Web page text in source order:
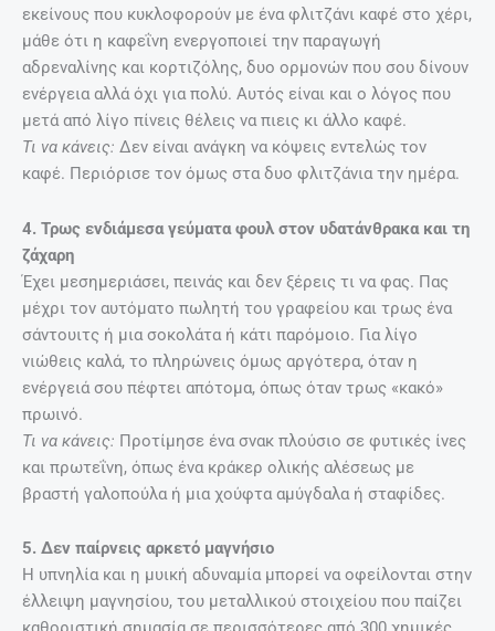
εκείνους που κυκλοφορούν με ένα φλιτζάνι καφέ στο χέρι,
μάθε ότι η καφεΐνη ενεργοποιεί την παραγωγή
αδρεναλίνης και κορτιζόλης, δυο ορμονών που σου δίνουν
ενέργεια αλλά όχι για πολύ. Αυτός είναι και ο λόγος που
μετά από λίγο πίνεις θέλεις να πιεις κι άλλο καφέ.
Τι να κάνεις: Δεν είναι ανάγκη να κόψεις εντελώς τον
καφέ. Περιόρισε τον όμως στα δυο φλιτζάνια την ημέρα.
4. Τρως ενδιάμεσα γεύματα φουλ στον υδατάνθρακα και τη
ζάχαρη
Έχει μεσημεριάσει, πεινάς και δεν ξέρεις τι να φας. Πας
μέχρι τον αυτόματο πωλητή του γραφείου και τρως ένα
σάντουιτς ή μια σοκολάτα ή κάτι παρόμοιο. Για λίγο
νιώθεις καλά, το πληρώνεις όμως αργότερα, όταν η
ενέργειά σου πέφτει απότομα, όπως όταν τρως «κακό»
πρωινό.
Τι να κάνεις: Προτίμησε ένα σνακ πλούσιο σε φυτικές ίνες
και πρωτεΐνη, όπως ένα κράκερ ολικής αλέσεως με
βραστή γαλοπούλα ή μια χούφτα αμύγδαλα ή σταφίδες.
5. Δεν παίρνεις αρκετό μαγνήσιο
Η υπνηλία και η μυική αδυναμία μπορεί να οφείλονται στην
έλλειψη μαγνησίου, του μεταλλικού στοιχείου που παίζει